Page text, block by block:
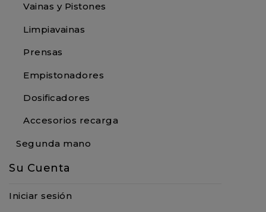
Vainas y Pistones
Limpiavainas
Prensas
Empistonadores
Dosificadores
Accesorios recarga
Segunda mano
Su Cuenta
Iniciar sesión